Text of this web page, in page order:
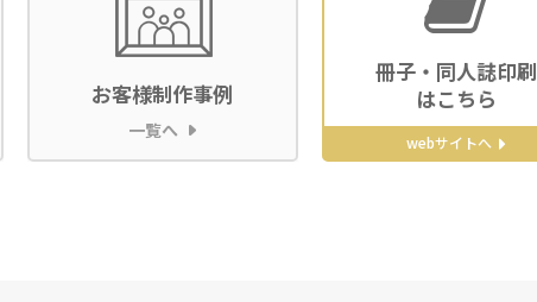
お客様制作事例
一覧へ
冊子・同人誌印刷
はこちら
webサイトへ